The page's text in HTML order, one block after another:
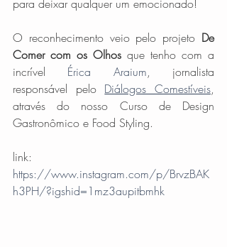
para deixar qualquer um emocionado!
O reconhecimento veio pelo projeto De
Comer com os Olhos que tenho com a
incrível Érica Araium, jornalista
responsável pelo Diálogos Comestíveis,
através do nosso Curso de Design
Gastronômico e Food Styling.
link:
https://www.instagram.com/p/BrvzBAK
h3PH/?igshid=1mz3aupitbmhk